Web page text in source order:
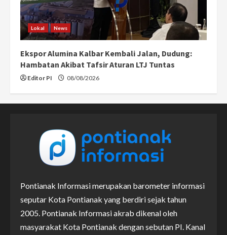
Lokal News
Ekspor Alumina Kalbar Kembali Jalan, Dudung:
Hambatan Akibat Tafsir Aturan LTJ Tuntas
Editor PI 08/08/2026
Pontianak Informasi merupakan barometer informasi
seputar Kota Pontianak yang berdiri sejak tahun
2005. Pontianak Informasi akrab dikenal oleh
masyarakat Kota Pontianak dengan sebutan PI. Kanal